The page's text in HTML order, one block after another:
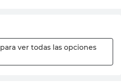
para ver todas las opciones